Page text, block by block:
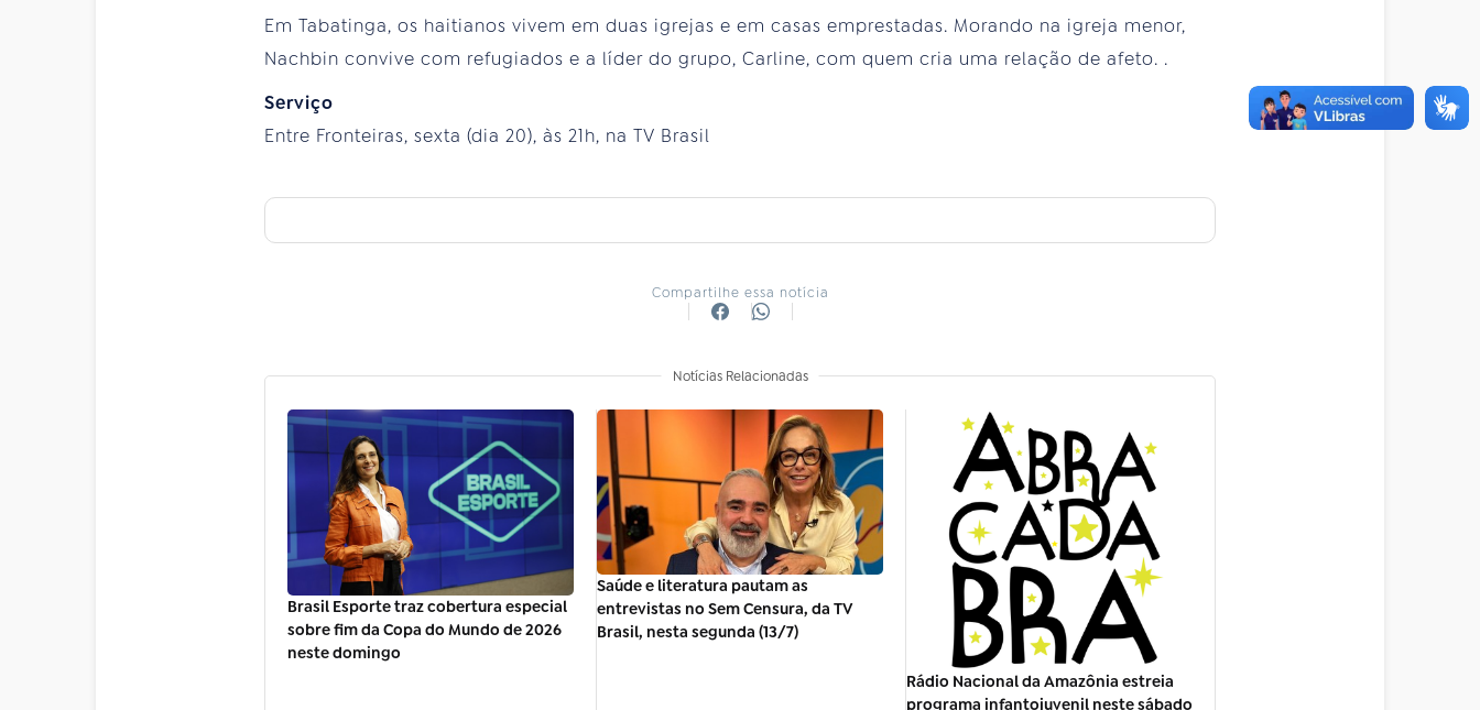
Em Tabatinga, os haitianos vivem em duas igrejas e em casas emprestadas. Morando na igreja menor,
Nachbin convive com refugiados e a líder do grupo, Carline, com quem cria uma relação de afeto. .
Serviço
Entre Fronteiras, sexta (dia 20), às 21h, na TV Brasil
Compartilhe essa notícia
Notícias Relacionadas
Brasil Esporte traz cobertura especial
sobre fim da Copa do Mundo de 2026
neste domingo
Saúde e literatura pautam as
entrevistas no Sem Censura, da TV
Brasil, nesta segunda (13/7)
Rádio Nacional da Amazônia estreia
programa infantojuvenil neste sábado